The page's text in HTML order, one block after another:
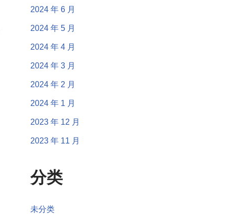
2024 年 6 月
2024 年 5 月
2024 年 4 月
2024 年 3 月
2024 年 2 月
2024 年 1 月
2023 年 12 月
2023 年 11 月
分类
未分类